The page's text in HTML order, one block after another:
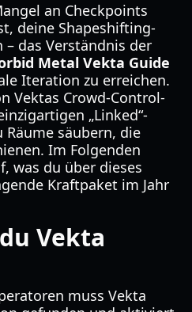
an Checkpoints
deine Shapeshifting-
das Verständnis der
Metal Vekta Guide
Iteration zu erreichen.
Vektas Crowd-Control-
„Linked“-
säubern, die
Im Folgenden
was du über dieses
Kraftpaket im Jahr
Vekta
muss Vekta